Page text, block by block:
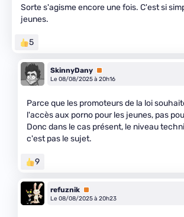
Sorte s'agisme encore une fois. C'est si
jeunes.
5
SkinnyDany Premium
Le 08/08/2025 à 20h16
Parce que les promoteurs de la loi
l'accès aux porno pour les jeunes, pas
Donc dans le cas présent, le niveau
c'est pas le sujet.
9
refuznik Premium
Le 08/08/2025 à 20h23